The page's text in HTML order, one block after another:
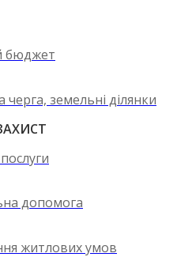
бюджет
черга, земельні ділянки
допомога
житлових умов